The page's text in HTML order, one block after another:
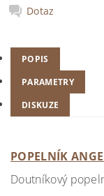
Dotaz
POPIS
PARAMETRY
DISKUZE
POPELNÍK
Doutníkový